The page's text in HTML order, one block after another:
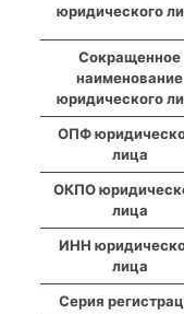
юридического
Сокращенное
наименование
юридического
ОПФ
лица
ОКПО
лица
ИНН
лица
Серия